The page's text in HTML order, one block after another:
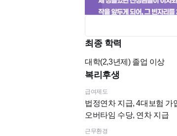
-----------------------------------------
최종 학력
대학(2,3년제)졸업 이상
복리후생
급여제도
법정연차 지급, 4대보험 가
오버타임 수당, 연차 지급
근무환경